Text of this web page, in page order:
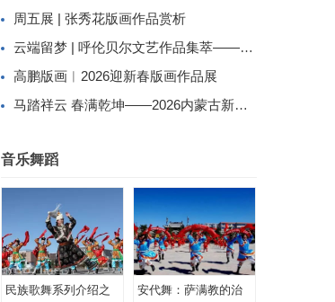
周五展 | 张秀花版画作品赏析
云端留梦 | 呼伦贝尔文艺作品集萃——姜识民版画选登
高鹏版画︱2026迎新春版画作品展
马踏祥云 春满乾坤——2026内蒙古新春民间工艺美术线上展（三）
音乐舞蹈
民族歌舞系列介绍之
安代舞：萨满教的治